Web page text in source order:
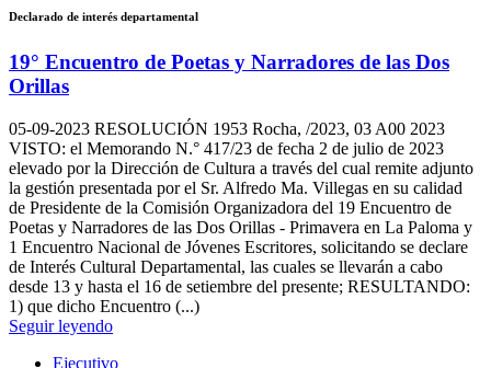
Declarado de interés departamental
19° Encuentro de Poetas y Narradores de las Dos
Orillas
05-09-2023 RESOLUCIÓN 1953 Rocha, /2023, 03 A00 2023
VISTO: el Memorando N.° 417/23 de fecha 2 de julio de 2023
elevado por la Dirección de Cultura a través del cual remite adjunto
la gestión presentada por el Sr. Alfredo Ma. Villegas en su calidad
de Presidente de la Comisión Organizadora del 19 Encuentro de
Poetas y Narradores de las Dos Orillas - Primavera en La Paloma y
1 Encuentro Nacional de Jóvenes Escritores, solicitando se declare
de Interés Cultural Departamental, las cuales se llevarán a cabo
desde 13 y hasta el 16 de setiembre del presente; RESULTANDO:
1) que dicho Encuentro (...)
Seguir leyendo
Ejecutivo